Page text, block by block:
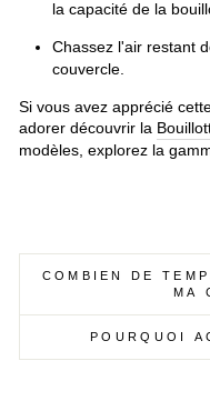
la capacité de la
Chassez l'air restant
couvercle.
Si vous avez apprécié
adorer découvrir la
modèles, explorez la
COMBIEN DE
MA
POURQUOI